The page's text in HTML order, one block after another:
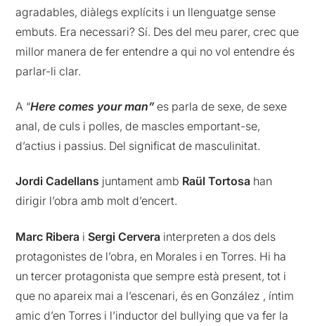
agradables, diàlegs explícits i un llenguatge sense
embuts. Era necessari? Sí. Des del meu parer, crec que
millor manera de fer entendre a qui no vol entendre és
parlar-li clar.
A “Here comes your man”es parla de sexe, de sexe
anal, de culs i polles, de mascles emportant-se,
d’actius i passius. Del significat de masculinitat.
Jordi Cadellans juntament amb Raül Tortosa han
dirigir l’obra amb molt d’encert.
Marc Ribera iSergi Cervera interpreten a dos dels
protagonistes de l’obra, en Morales i en Torres. Hi ha
un tercer protagonista que sempre està present, tot i
que no apareix mai a l’escenari, és en González , íntim
amic d’en Torres i l’inductor del bullying que va fer la